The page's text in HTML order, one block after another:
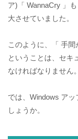
ア)「 WannaCry 」
大させていました。
このように、「 手間
ということは、セキ
なければなりません。
では、Windows ア
しょうか。